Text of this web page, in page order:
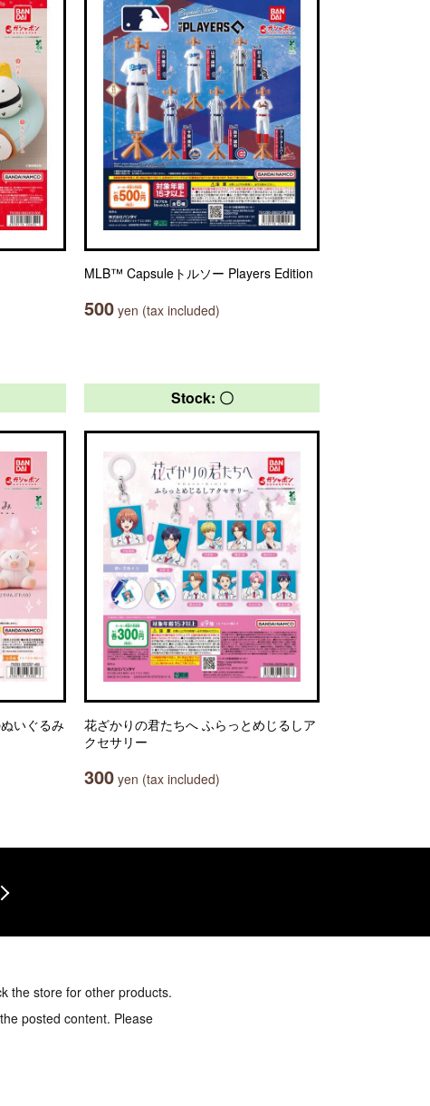
MLB™ Capsuleトルソー Players Edition
500 yen (tax included)
いぐるみ
Stock: 〇
花ざかりの君たちへ ふらっとめじるしア
クセサリー
300 yen (tax included)
the store for other products.
posted content. Please